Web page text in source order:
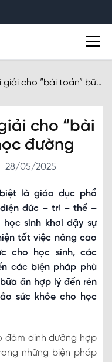
giải cho “bài toán” bữa
cho “bài
đường
28/05/2025
là giáo dục phổ
đức – trí – thể –
sinh khơi dậy sự
tốt việc nâng cao
cho học sinh, các
các biện pháp phù
ăn hợp lý đến rèn
sức khỏe cho học
đảm dinh dưỡng hợp
những biện pháp